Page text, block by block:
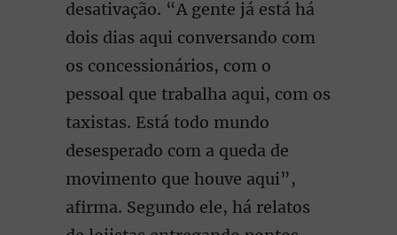
desativação. “A gente já está há
dois dias aqui conversando com
os concessionários, com o
pessoal que trabalha aqui, com os
taxistas. Está todo mundo
desesperado com a queda de
movimento que houve aqui”,
afirma. Segundo ele, há relatos